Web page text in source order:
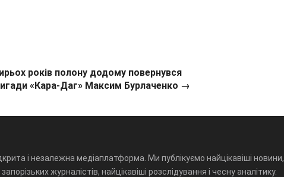
років полону додому повернувся
«Кара-Даг» Максим Бурлаченко →
і незалежна медіаплатформа. Ми публікуємо найцікавіші новини,
журналістів, найцікавіші розслідування і чесну аналітику.